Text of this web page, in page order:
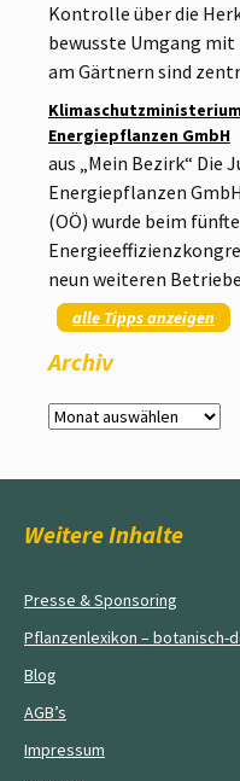
Kontrolle über die
bewusste Umgang mit
am Gärtnern sind
Energiepflanzen GmbH
aus „Mein Bezirk“ Die
Energiepflanzen
(OÖ) wurde beim
neun weiteren
alle Tipps anzeigen
Archiv
Archiv
Weitere Inhalte
Presse & Sponsoring
Pflanzenlexikon – botanisch-
Blog
AGB’s
Impressum